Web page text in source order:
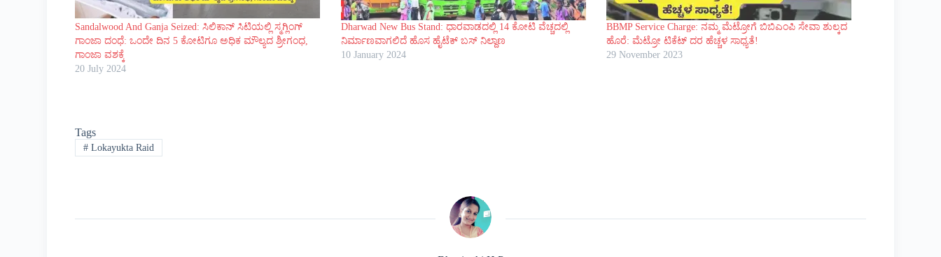
Sandalwood And Ganja Seized: ಸಿಲಿಕಾನ್ ಸಿಟಿಯಲ್ಲಿ ಸ್ಮಗ್ಲಿಂಗ್
ಗಾಂಜಾ ದಂಧೆ: ಒಂದೇ ದಿನ 5 ಕೋಟಿಗೂ ಅಧಿಕ ಮೌಲ್ಯದ ಶ್ರೀಗಂಧ,
ಗಾಂಜಾ ವಶಕ್ಕೆ
20 July 2024
Dharwad New Bus Stand: ಧಾರವಾಡದಲ್ಲಿ 14 ಕೋಟಿ ವೆಚ್ಚದಲ್ಲಿ
ನಿರ್ಮಾಣವಾಗಲಿದೆ ಹೊಸ ಹೈಟೆಕ್ ಬಸ್ ನಿಲ್ದಾಣ
10 January 2024
BBMP Service Charge: ನಮ್ಮ ಮೆಟ್ರೋಗೆ ಬಿಬಿಎಂಪಿ ಸೇವಾ ಶುಲ್ಕದ
ಹೊರೆ: ಮೆಟ್ರೋ ಟಿಕೆಟ್ ದರ ಹೆಚ್ಚಳ ಸಾಧ್ಯತೆ!
29 November 2023
Tags
# Lokayukta Raid